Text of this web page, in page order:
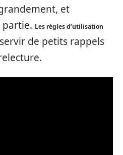
et
partie. Les règles d’utilisation
de petits rappels